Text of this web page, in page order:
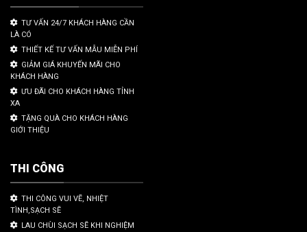
TƯ VẤN 24/7 KHÁCH HÀNG CẦN
LÀ CÓ
THIẾT KẾ TƯ VẤN MẪU MIỄN PHÍ
GIẢM GIÁ KHUYẾN MÃI CHO
KHÁCH HÀNG
ƯU ĐÃI CHO KHÁCH HÀNG TỈNH
XA
TẶNG QUÀ CHO KHÁCH HÀNG
GIỚI THIỆU
THI CÔNG
THI CÔNG VUI VẼ, NHIỆT
TÌNH,SẠCH SẼ
LAU CHÙI SẠCH SẼ KHI NGHIỆM